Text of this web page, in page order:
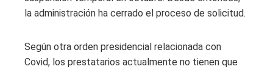
la administración ha cerrado el proceso de solicitud.
Según otra orden presidencial relacionada con
Covid, los prestatarios actualmente no tienen que